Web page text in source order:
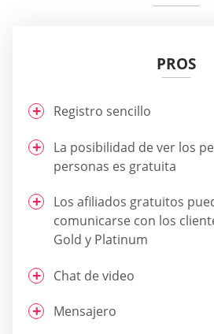
PROS
Registro sencillo
La posibilidad de ver los
personas es gratuita
Los afiliados gratuitos
comunicarse con los
Gold y Platinum
Chat de video
Mensajero